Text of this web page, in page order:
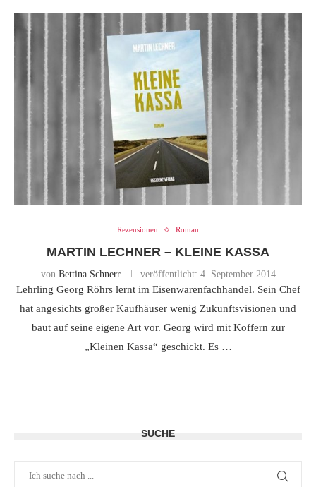
Rezensionen Roman
MARTIN LECHNER – KLEINE KASSA
von Bettina Schnerr veröffentlicht: 4. September 2014
Lehrling Georg Röhrs lernt im Eisenwarenfachhandel. Sein Chef
hat angesichts großer Kaufhäuser wenig Zukunftsvisionen und
baut auf seine eigene Art vor. Georg wird mit Koffern zur
„Kleinen Kassa“ geschickt. Es …
SUCHE